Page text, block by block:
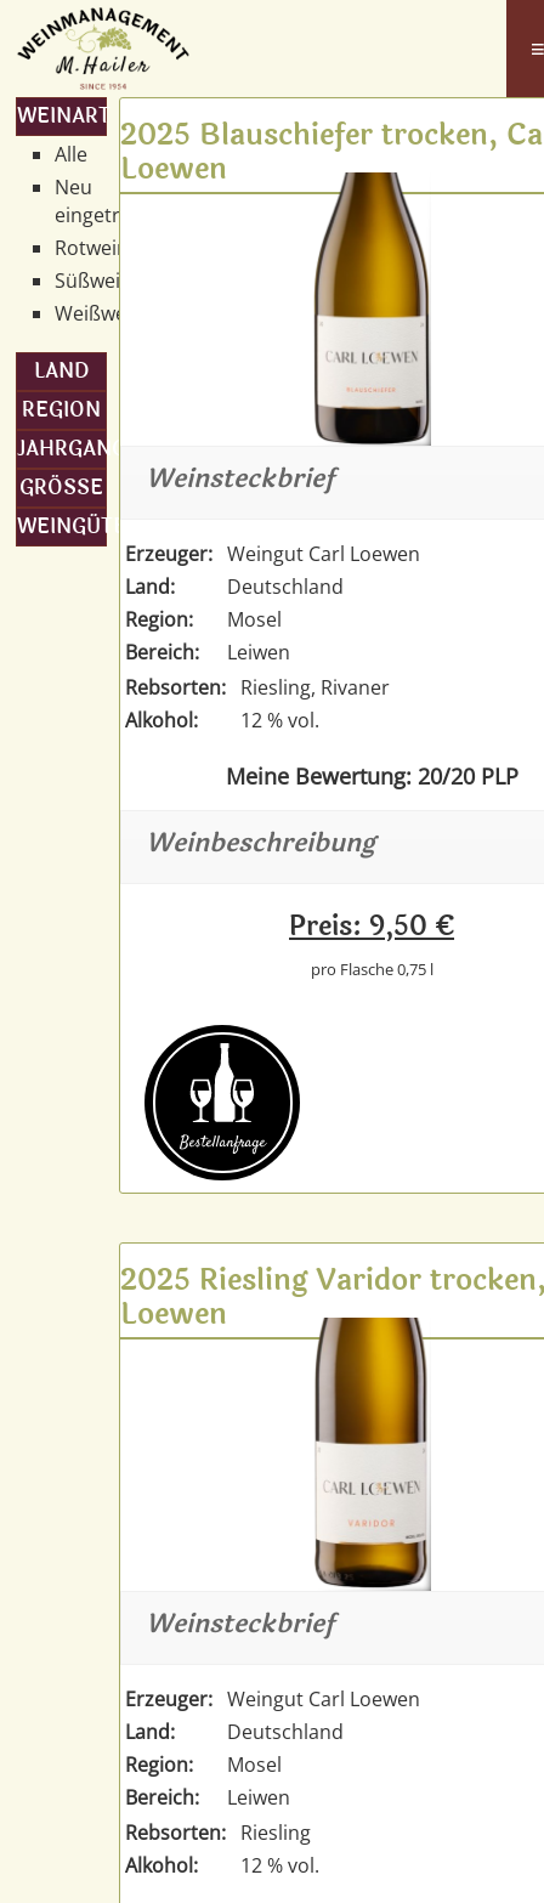
≡
WEINART
Alle
Neu
eingetroffen
Rotwein
Süßwein
Weißwein
LAND
REGION
JAHRGANG
GRÖSSE
WEINGÜTER
2025 Blauschiefer trocken,
Loewen
Weinsteckbrief
Erzeuger: Weingut Carl Loewen
Land:
Deutschland
Region:
Mosel
Bereich:
Leiwen
Rebsorten: Riesling, Rivaner
Alkohol:
12 % vol.
Meine Bewertung: 20/20 PLP
Weinbeschreibung
Preis: 9,50 €
pro Flasche 0,75 l
Bestell­anfrage
2025 Riesling Varidor
Loewen
Weinsteckbrief
Erzeuger: Weingut Carl Loewen
Land:
Deutschland
Region:
Mosel
Bereich:
Leiwen
Rebsorten: Riesling
Alkohol:
12 % vol.